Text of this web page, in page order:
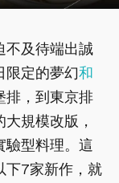
不及待端出誠
限定的夢幻和
排，到東京排
規模改版，
驗型料理。這
下7家新作，就